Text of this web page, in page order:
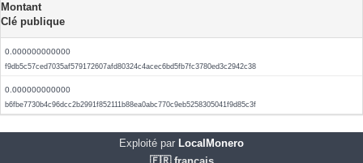
Montant
Clé publique
0.000000000000
f9db5c57ced7035af579172607afd80324c4acec6bd5fb7fc3780ed3c2942c38
0.000000000000
b6fbe7730b4c96dcc2b2991f852111b88ea0abc770c9eb5258305041f9d85c3f
Exploité par LocalMonero